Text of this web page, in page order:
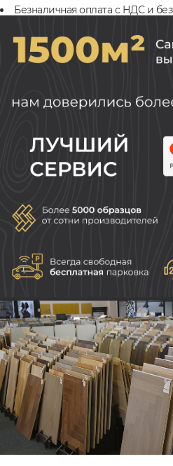
Безналичная оплата с НДС и без